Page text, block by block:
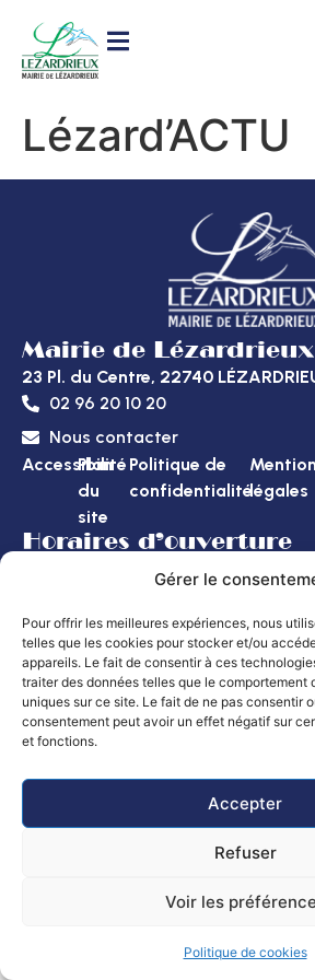
Gérer le
Pour offrir les meilleures expériences, nous
telles que les cookies pour stocker et/ou
appareils. Le fait de consentir à ces
traiter des données telles que le comportement
uniques sur ce site. Le fait de ne pas consentir
consentement peut avoir un effet négatif sur
et fonctions.
Accepter
Refuser
Voir les
Politique de cookies
principal
Lézard’ACTU
Mairie de Lézardrieux
23 Pl. du Centre, 22740
02 96 20 10 20
Nous contacter
Accessibilité
Plan
du
site
Politique de
confidentialitélégales
Horaires d’ouverture
: Lundi, mardi,
Le jeudi de 8h30 à
Poste : Lundi au vendredi :
Samedi de 9h à